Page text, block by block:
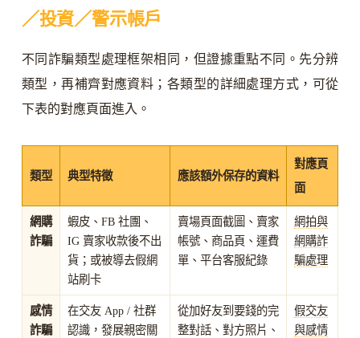
／投資／警示帳戶
不同詐騙類型處理框架相同，但證據重點不同。先分辨
類型，再補齊對應資料；各類型的詳細處理方式，可從
下表的對應頁面進入。
類型 典型特徵 應該額外保存的資料
對應頁
面
網購
詐騙
蝦皮、FB 社團、
IG 賣家收款後不出
貨；或被導去假網
站刷卡
賣場頁面截圖、賣家
帳號、商品頁、運費
單、平台客服紀錄
網拍與
網購詐
騙處理
感情
詐騙
在交友 App / 社群
認識，發展親密關
從加好友到要錢的完
整對話、對方照片、
假交友
與感情